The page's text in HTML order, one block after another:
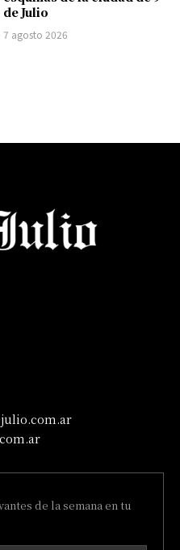
de Julio
7 agosto 2026
de la semana en tu